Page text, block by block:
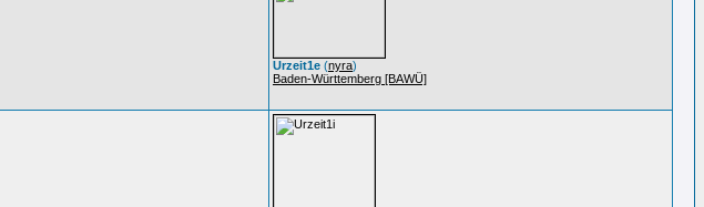
Urzeit1e (nyra)
Baden-Württemberg [BAWÜ]